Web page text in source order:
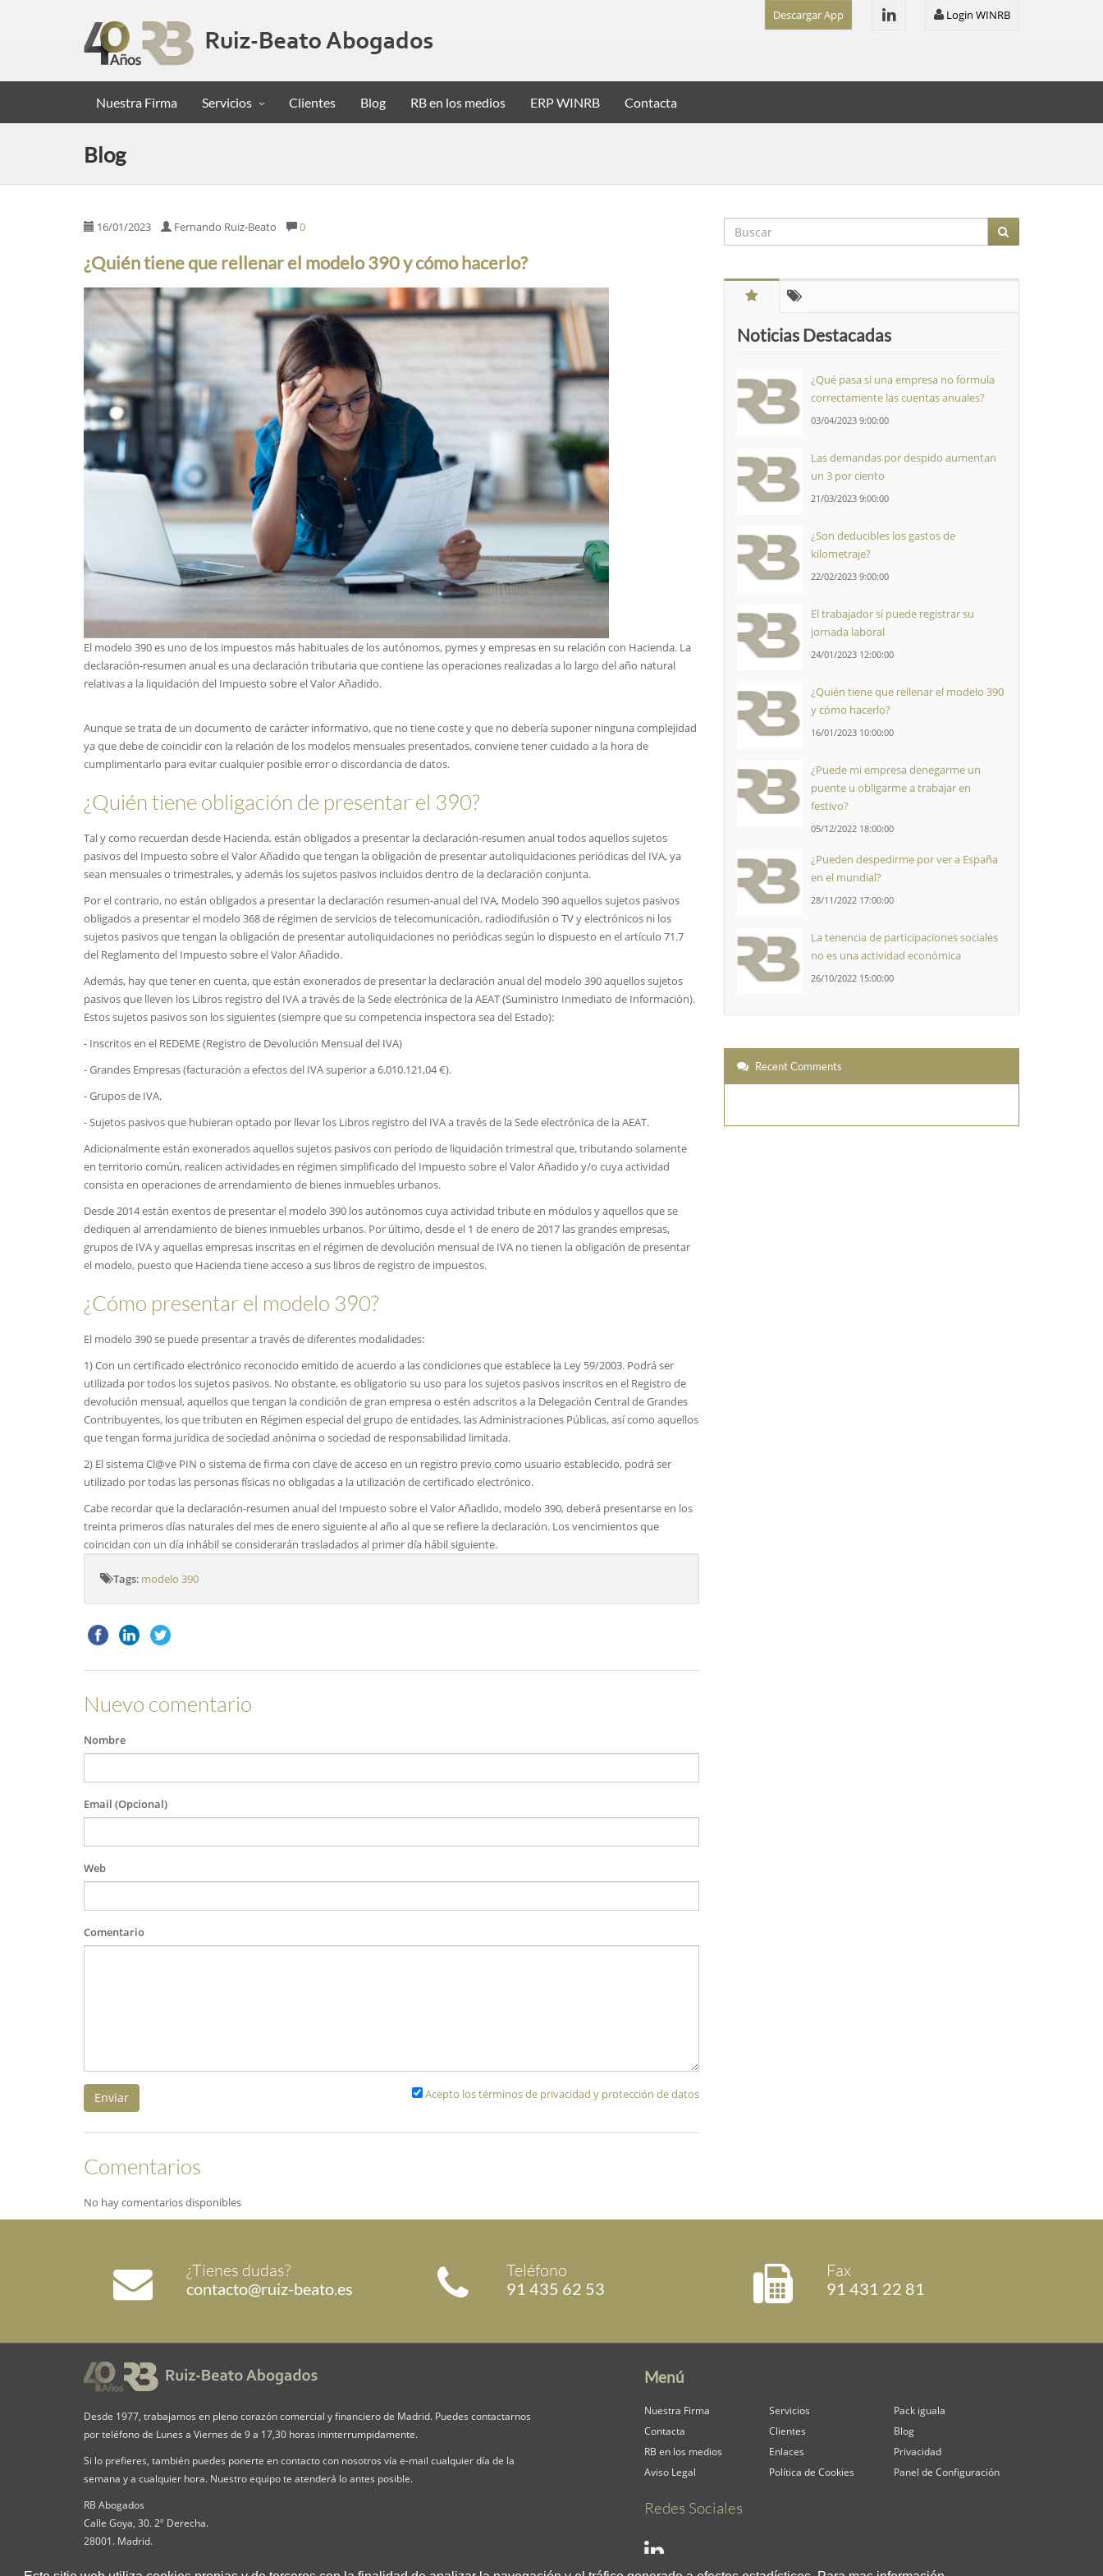
Descargar App Login WINRB
Nuestra Firma Servicios Clientes Blog RB en los medios ERP WINRB Contacta
Blog
16/01/2023 Fernando Ruiz-Beato 0
¿Quién tiene que rellenar el modelo 390 y cómo hacerlo?
El modelo 390 es uno de los impuestos más habituales de los autónomos, pymes y empresas en su relación con Hacienda. La
declaración-resumen anual es una declaración tributaria que contiene las operaciones realizadas a lo largo del año natural
relativas a la liquidación del Impuesto sobre el Valor Añadido.
Aunque se trata de un documento de carácter informativo, que no tiene coste y que no debería suponer ninguna complejidad
ya que debe de coincidir con la relación de los modelos mensuales presentados, conviene tener cuidado a la hora de
cumplimentarlo para evitar cualquier posible error o discordancia de datos.
¿Quién tiene obligación de presentar el 390?
Tal y como recuerdan desde Hacienda, están obligados a presentar la declaración-resumen anual todos aquellos sujetos
pasivos del Impuesto sobre el Valor Añadido que tengan la obligación de presentar autoliquidaciones periódicas del IVA, ya
sean mensuales o trimestrales, y además los sujetos pasivos incluidos dentro de la declaración conjunta.
Por el contrario, no están obligados a presentar la declaración resumen-anual del IVA, Modelo 390 aquellos sujetos pasivos
obligados a presentar el modelo 368 de régimen de servicios de telecomunicación, radiodifusión o TV y electrónicos ni los
sujetos pasivos que tengan la obligación de presentar autoliquidaciones no periódicas según lo dispuesto en el artículo 71.7
del Reglamento del Impuesto sobre el Valor Añadido.
Además, hay que tener en cuenta, que están exonerados de presentar la declaración anual del modelo 390 aquellos sujetos
pasivos que lleven los Libros registro del IVA a través de la Sede electrónica de la AEAT (Suministro Inmediato de Información).
Estos sujetos pasivos son los siguientes (siempre que su competencia inspectora sea del Estado):
- Inscritos en el REDEME (Registro de Devolución Mensual del IVA)
- Grandes Empresas (facturación a efectos del IVA superior a 6.010.121,04 €).
- Grupos de IVA.
- Sujetos pasivos que hubieran optado por llevar los Libros registro del IVA a través de la Sede electrónica de la AEAT.
Adicionalmente están exonerados aquellos sujetos pasivos con periodo de liquidación trimestral que, tributando solamente
en territorio común, realicen actividades en régimen simplificado del Impuesto sobre el Valor Añadido y/o cuya actividad
consista en operaciones de arrendamiento de bienes inmuebles urbanos.
Desde 2014 están exentos de presentar el modelo 390 los autónomos cuya actividad tribute en módulos y aquellos que se
dediquen al arrendamiento de bienes inmuebles urbanos. Por último, desde el 1 de enero de 2017 las grandes empresas,
grupos de IVA y aquellas empresas inscritas en el régimen de devolución mensual de IVA no tienen la obligación de presentar
el modelo, puesto que Hacienda tiene acceso a sus libros de registro de impuestos.
¿Cómo presentar el modelo 390?
El modelo 390 se puede presentar a través de diferentes modalidades:
1) Con un certificado electrónico reconocido emitido de acuerdo a las condiciones que establece la Ley 59/2003. Podrá ser
utilizada por todos los sujetos pasivos. No obstante, es obligatorio su uso para los sujetos pasivos inscritos en el Registro de
devolución mensual, aquellos que tengan la condición de gran empresa o estén adscritos a la Delegación Central de Grandes
Contribuyentes, los que tributen en Régimen especial del grupo de entidades, las Administraciones Públicas, así como aquellos
que tengan forma jurídica de sociedad anónima o sociedad de responsabilidad limitada.
2) El sistema Cl@ve PIN o sistema de firma con clave de acceso en un registro previo como usuario establecido, podrá ser
utilizado por todas las personas físicas no obligadas a la utilización de certificado electrónico.
Cabe recordar que la declaración-resumen anual del Impuesto sobre el Valor Añadido, modelo 390, deberá presentarse en los
treinta primeros días naturales del mes de enero siguiente al año al que se refiere la declaración. Los vencimientos que
coincidan con un día inhábil se considerarán trasladados al primer día hábil siguiente.
Tags: modelo 390
Nuevo comentario
Nombre
Email (Opcional)
Web
Comentario
Enviar Acepto los términos de privacidad y protección de datos
Comentarios
No hay comentarios disponibles
Noticias Destacadas
¿Qué pasa si una empresa no formula
correctamente las cuentas anuales?
03/04/2023 9:00:00
Las demandas por despido aumentan
un 3 por ciento
21/03/2023 9:00:00
¿Son deducibles los gastos de
kilometraje?
22/02/2023 9:00:00
El trabajador sí puede registrar su
jornada laboral
24/01/2023 12:00:00
¿Quién tiene que rellenar el modelo 390
y cómo hacerlo?
16/01/2023 10:00:00
¿Puede mi empresa denegarme un
puente u obligarme a trabajar en
festivo?
05/12/2022 18:00:00
¿Pueden despedirme por ver a España
en el mundial?
28/11/2022 17:00:00
La tenencia de participaciones sociales
no es una actividad económica
26/10/2022 15:00:00
Recent Comments
¿Tienes dudas?
contacto@ruiz-beato.es
Teléfono
91 435 62 53
Fax
91 431 22 81
Desde 1977, trabajamos en pleno corazón comercial y financiero de Madrid. Puedes contactarnos
por teléfono de Lunes a Viernes de 9 a 17,30 horas ininterrumpidamente.
Si lo prefieres, también puedes ponerte en contacto con nosotros vía e-mail cualquier día de la
semana y a cualquier hora. Nuestro equipo te atenderá lo antes posible.
RB Abogados
Calle Goya, 30. 2º Derecha.
28001. Madrid.
Menú
Nuestra Firma Servicios
Pack iguala
Contacta
Clientes
Blog
RB en los medios
Enlaces
Privacidad
Aviso Legal
Política de Cookies Panel de Configuración
Redes Sociales